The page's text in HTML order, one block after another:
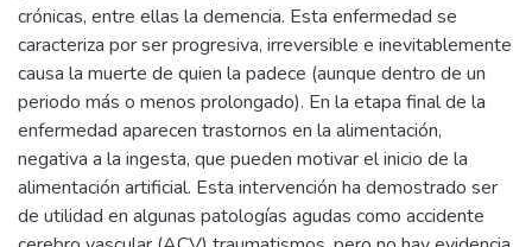
crónicas, entre ellas la demencia. Esta enfermedad se
caracteriza por ser progresiva, irreversible e inevitablemente
causa la muerte de quien la padece (aunque dentro de un
periodo más o menos prolongado). En la etapa final de la
enfermedad aparecen trastornos en la alimentación,
negativa a la ingesta, que pueden motivar el inicio de la
alimentación artificial. Esta intervención ha demostrado ser
de utilidad en algunas patologías agudas como accidente